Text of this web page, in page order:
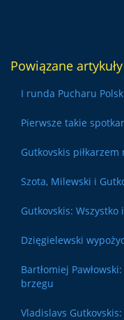
Powiązane artykuły
I runda Pucharu
Pierwsze takie
Gutkovskis piłkarzem
Szota, Milewski i
Gutkovskis:
Dzięgielewski
Bartłomiej
brzegu
Vladislavs